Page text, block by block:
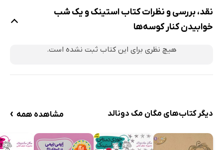
نقد، بررسی و نظرات کتاب استینک و یک شب
خوابیدن کنار کوسه‌ها
هیچ نظری برای این کتاب ثبت نشده است.
دیگر کتاب‌های مگان مک دونالد مشاهده همه ›